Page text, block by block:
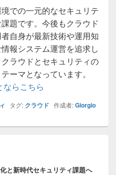
での一元的なセキュリテ
題です。今後もクラウド
自身が最新技術や運用知
報システム運営を追求し
ラウドとセキュリティの
ーマとなっています。
ならこちら
タグ: クラウド 作成者:Giorgio
と新時代セキュリティ課題へ